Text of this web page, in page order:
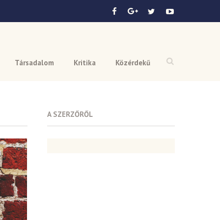
Társadalom Kritika Közérdekű
A SZERZŐRŐL